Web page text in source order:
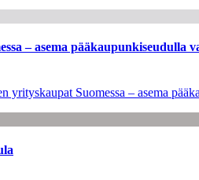
– asema pääkaupunkiseudulla
Suomessa – asema